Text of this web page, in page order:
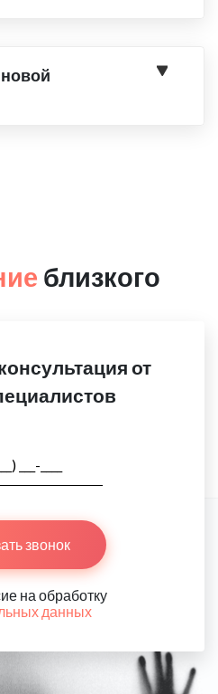
близкого
от
звонок
на обработку
данных